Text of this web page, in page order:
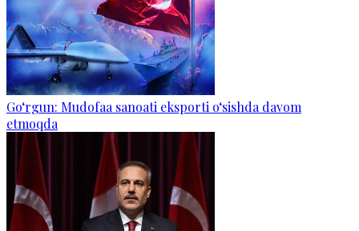
Go‘rgun: Mudofaa sanoati eksporti o‘sishda davom
etmoqda